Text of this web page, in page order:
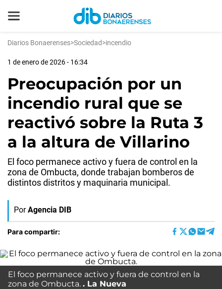
Diarios Bonaerenses>Sociedad>incendio
1 de enero de 2026 - 16:34
Preocupación por un
incendio rural que se
reactivó sobre la Ruta 3
a la altura de Villarino
El foco permanece activo y fuera de control en la
zona de Ombucta, donde trabajan bomberos de
distintos distritos y maquinaria municipal.
Por Agencia DIB
Para compartir:
El foco permanece activo y fuera de control en la
zona de Ombucta.
La Nueva